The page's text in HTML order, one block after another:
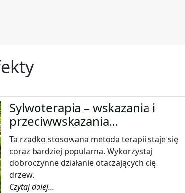
Sylwoterapia – wskazania i
przeciwwskazania…
Ta rzadko stosowana metoda terapii staje się
coraz bardziej popularna. Wykorzystaj
dobroczynne działanie otaczających cię
drzew.
Czytaj dalej...